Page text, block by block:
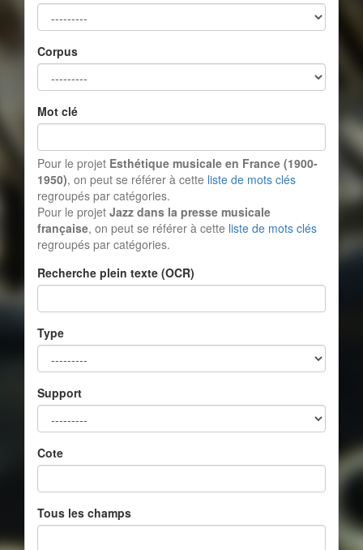
Corpus
Mot clé
Pour le projet Esthétique musicale en France (1900-
1950), on peut se référer à cette liste de mots clés
regroupés par catégories.
Pour le projet Jazz dans la presse musicale
française, on peut se référer à cette liste de mots clés
regroupés par catégories.
Recherche plein texte (OCR)
Type
Support
Cote
Tous les champs